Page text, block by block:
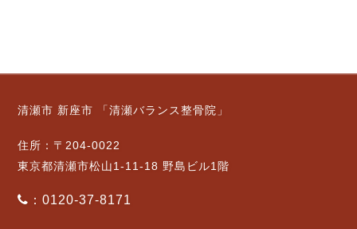
清瀬市 新座市 「清瀬バランス整骨院」
住所：〒204-0022
東京都清瀬市松山1-11-18 野島ビル1階
：0120-37-8171